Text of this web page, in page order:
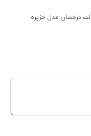
درخشان مدل جزیره